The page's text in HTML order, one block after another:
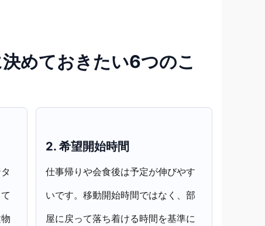
めておきたい6つのこ
2. 希望開始時間
仕事帰りや会食後は予定が伸びやす
いです。移動開始時間ではなく、部
屋に戻って落ち着ける時間を基準に